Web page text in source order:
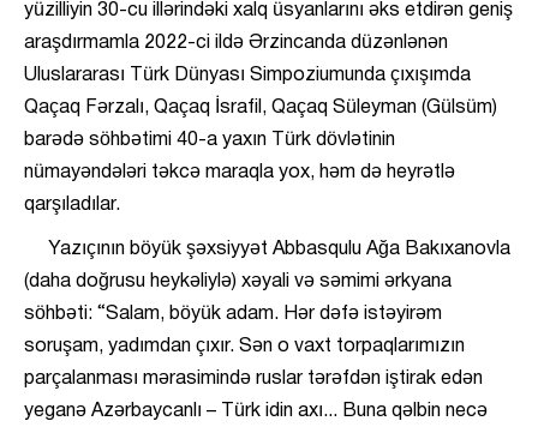
yüzilliyin 30-cu illərindəki xalq üsyanlarını əks etdirən geniş
araşdırmamla 2022-ci ildə Ərzincanda düzənlənən
Uluslararası Türk Dünyası Simpoziumunda çıxışımda
Qaçaq Fərzalı, Qaçaq İsrafil, Qaçaq Süleyman (Gülsüm)
barədə söhbətimi 40-a yaxın Türk dövlətinin
nümayəndələri təkcə maraqla yox, həm də heyrətlə
qarşıladılar.
Yazıçının böyük şəxsiyyət Abbasqulu Ağa Bakıxanovla
(daha doğrusu heykəliylə) xəyali və səmimi ərkyana
söhbəti: “Salam, böyük adam. Hər dəfə istəyirəm
soruşam, yadımdan çıxır. Sən o vaxt torpaqlarımızın
parçalanması mərasimində ruslar tərəfdən iştirak edən
yeganə Azərbaycanlı – Türk idin axı... Buna qəlbin necə